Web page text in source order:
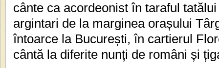
cânte ca acordeonist în taraful
argintari de la marginea orașului
întoarce la București, în cartierul
cântă la diferite nunți de români și